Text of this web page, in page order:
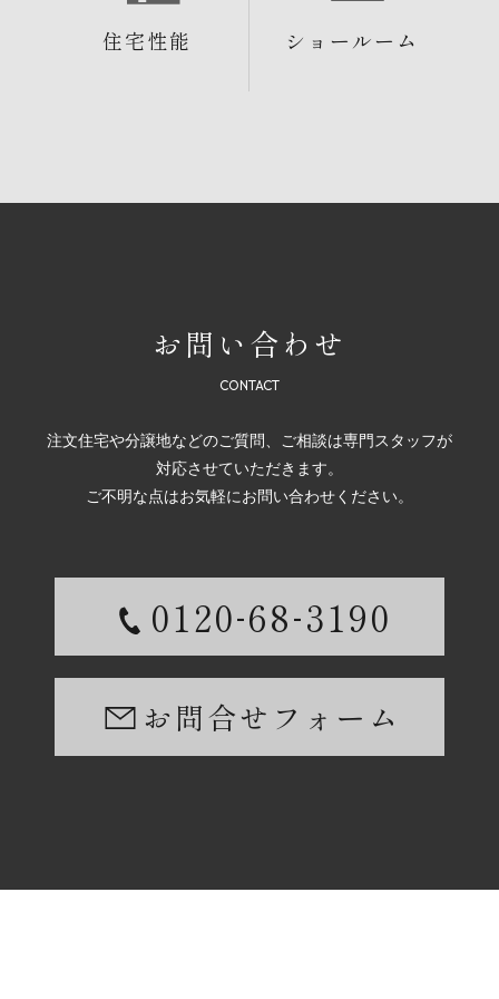
住宅性能 ショールーム
お問い合わせ
注文住宅や分譲地などのご質問、ご相談は専門スタッフが
対応させていただきます。
ご不明な点はお気軽にお問い合わせください。
0120-68-3190
お問合せフォーム